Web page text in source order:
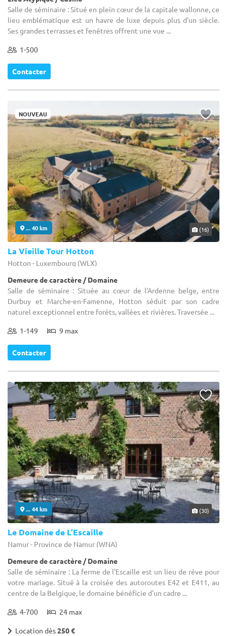
Salle de séminaire : Situé en plein cœur de la capitale wallonne, ce
lieu emblématique est un havre de luxe depuis plus d'un siècle.
Ses grandes terrasses et fenêtres offrent une vue ...
1-500
Contacter
NOUVEAU
... 40 km (16)
La Vieille Tour Hotton
Hotton - Luxembourg (WLX)
Demeure de caractère / Domaine
Salle de séminaire : Située au cœur de l'Ardenne belge, entre
Durbuy et Marche-en-Famenne, Hotton séduit par son cadre
naturel exceptionnel entre forêts, vallées et rivières. Traversée ...
1-149 9 max
Contacter
... 44 km (30)
Le Domaine de L’Escaille
Namur - Province de Namur (WNA)
Demeure de caractère / Domaine
Salle de séminaire : La ferme de l'Escaille est un lieu de rêve pour
votre mariage. Situé à la croisée des autoroutes E42 et E411, au
centre de la Belgique, le domaine bénéficie d'un cadre ...
4-700 24 max
Location dès250 €